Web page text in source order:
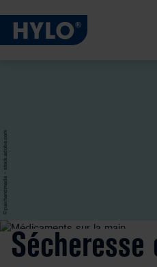
©pairhandmade - stock.adobe.com
Sécheresse